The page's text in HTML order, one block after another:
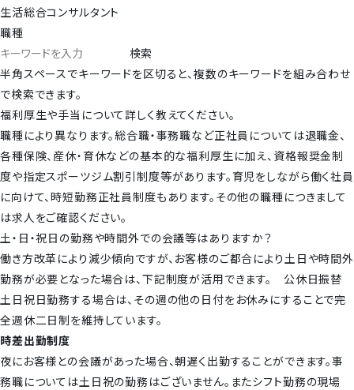
生活総合コンサルタント
職種
検索
半角スペースでキーワードを区切ると、複数のキーワードを組み合わせ
で検索できます。
福利厚生や手当について詳しく教えてください。
職種により異なります。総合職・事務職など正社員については退職金、
各種保険、産休・育休などの基本的な福利厚生に加え、資格報奨金制
度や指定スポーツジム割引制度等があります。育児をしながら働く社員
に向けて、時短勤務正社員制度もあります。その他の職種につきまして
は求人をご確認ください。
土・日・祝日の勤務や時間外での会議等はありますか？
働き方改革により減少傾向ですが、お客様のご都合により土日や時間外
勤務が必要となった場合は、下記制度が活用できます。 公休日振替
土日祝日勤務する場合は、その週の他の日付をお休みにすることで完
全週休二日制を維持しています。
時差出勤制度
夜にお客様との会議があった場合、朝遅く出勤することができます。事
務職については土日祝の勤務はございません。またシフト勤務の現場